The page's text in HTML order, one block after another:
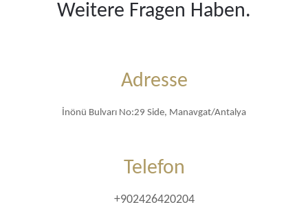
Weitere Fragen Haben.
Adresse
İnönü Bulvarı No:29 Side, Manavgat/Antalya
Telefon
+902426420204